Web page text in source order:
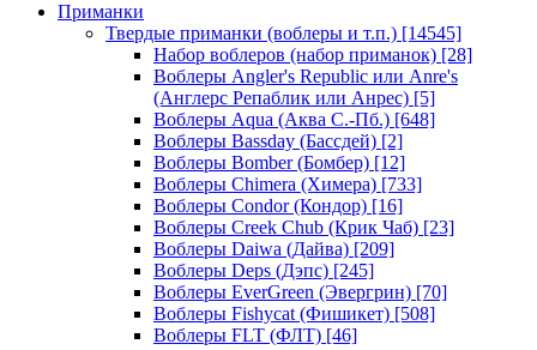
Приманки
Твердые приманки (воблеры и т.п.) [14545]
Набор воблеров (набор приманок) [28]
Воблеры Angler's Republic или Anre's
(Англерс Репаблик или Анрес) [5]
Воблеры Aqua (Аква С.-Пб.) [648]
Воблеры Bassday (Бассдей) [2]
Воблеры Bomber (Бомбер) [12]
Воблеры Chimera (Химера) [733]
Воблеры Condor (Кондор) [16]
Воблеры Creek Chub (Крик Чаб) [23]
Воблеры Daiwa (Дайва) [209]
Воблеры Deps (Дэпс) [245]
Воблеры EverGreen (Эвергрин) [70]
Воблеры Fishycat (Фишикет) [508]
Воблеры FLT (ФЛТ) [46]